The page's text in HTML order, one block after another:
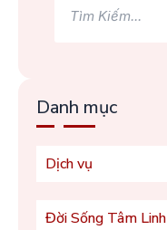
kiếm
Danh mục
Dịch vụ
Đời Sống Tâm Linh